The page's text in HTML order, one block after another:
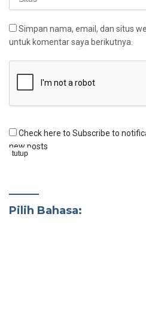
Simpan nama, email, dan situs
untuk komentar saya berikutnya.
Check here to Subscribe to
new posts
Pilih Bahasa:
tutup